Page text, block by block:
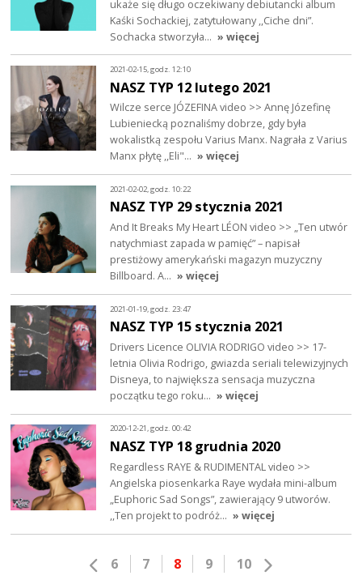
ukaże się długo oczekiwany debiutancki album
Kaśki Sochackiej, zatytułowany ,,Ciche dni”.
Sochacka stworzyła… » więcej
2021-02-15, godz. 12:10
NASZ TYP 12 lutego 2021
Wilcze serce JÓZEFINA video >> Annę Józefinę
Lubieniecką poznaliśmy dobrze, gdy była
wokalistką zespołu Varius Manx. Nagrała z Varius
Manx płytę ,,Eli"… » więcej
2021-02-02, godz. 10:22
NASZ TYP 29 stycznia 2021
And It Breaks My Heart LÉON video >> „Ten utwór
natychmiast zapada w pamięć” – napisał
prestiżowy amerykański magazyn muzyczny
Billboard. A… » więcej
2021-01-19, godz. 23:47
NASZ TYP 15 stycznia 2021
Drivers Licence OLIVIA RODRIGO video >> 17-
letnia Olivia Rodrigo, gwiazda seriali telewizyjnych
Disneya, to największa sensacja muzyczna
początku tego roku… » więcej
2020-12-21, godz. 00:42
NASZ TYP 18 grudnia 2020
Regardless RAYE & RUDIMENTAL video >>
Angielska piosenkarka Raye wydała mini-album
„Euphoric Sad Songs”, zawierający 9 utworów.
,,Ten projekt to podróż… » więcej
6 7 8 9 10